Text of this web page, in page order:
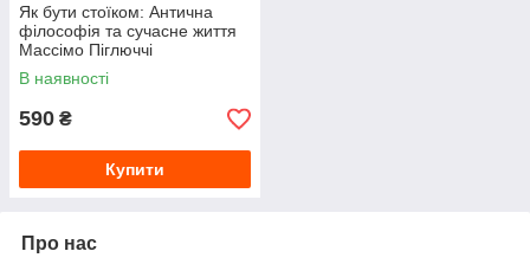
Як бути стоїком: Антична
філософія та сучасне життя
Массімо Піглюччі
В наявності
590 ₴
Купити
Про нас